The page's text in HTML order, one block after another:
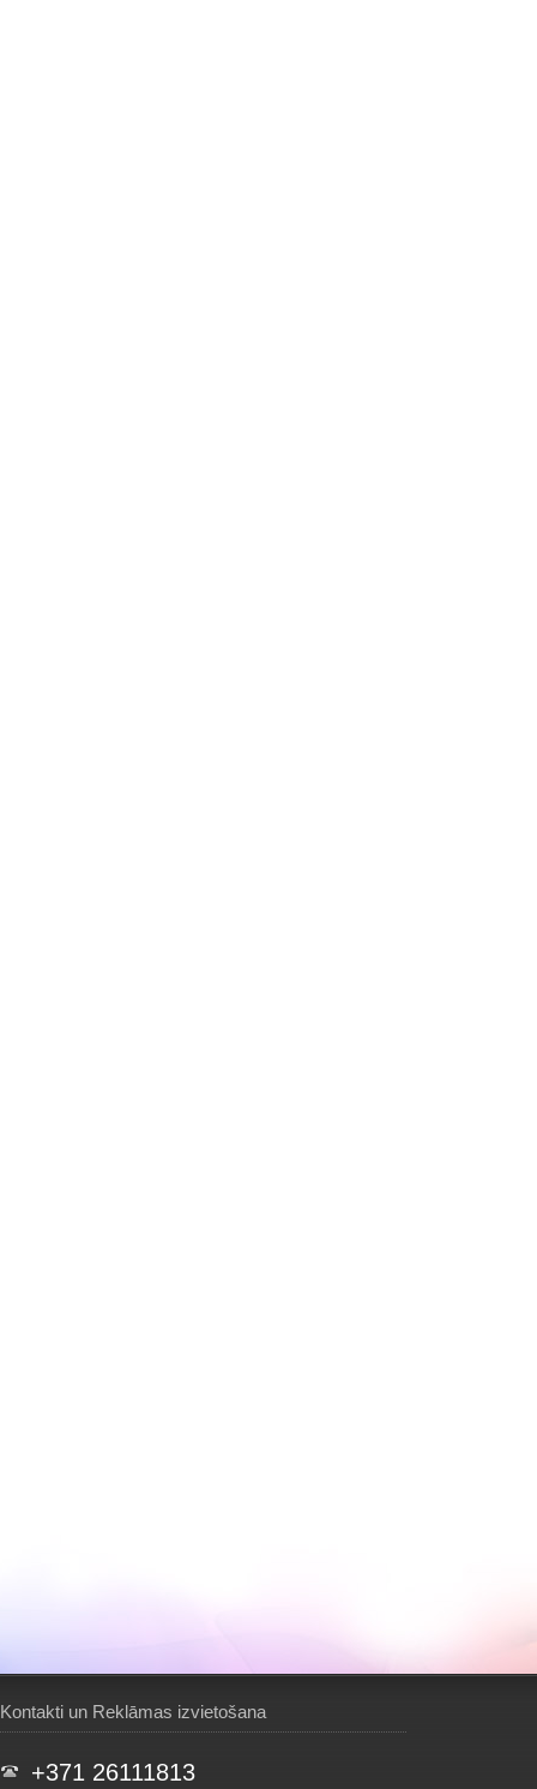
Kontakti un Reklāmas izvietošana
+371 26111813